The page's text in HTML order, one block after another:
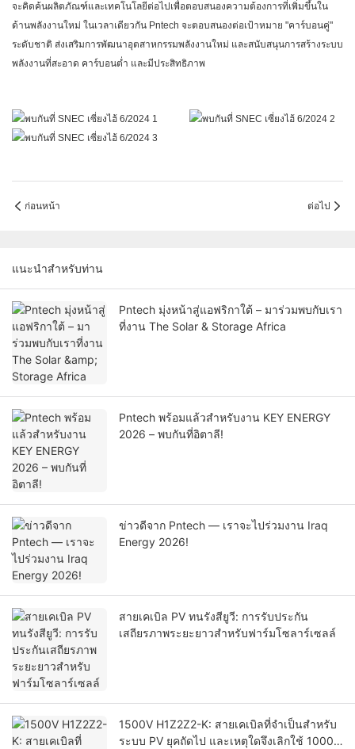
จะคิดค้นผลิตภัณฑ์และเทคโนโลยีต่อไปเพื่อตอบสนองความต้องการที่เพิ่มขึ้นใน
ด้านพลังงานใหม่ ในเวลาเดียวกัน Pntech จะตอบสนองต่อเป้าหมาย "คาร์บอนคู่"
ระดับชาติ ส่งเสริมการพัฒนาอุตสาหกรรมพลังงานใหม่ และสนับสนุนการสร้างระบบ
พลังงานที่สะอาด คาร์บอนต่ำ และมีประสิทธิภาพ
ก่อนหน้า ต่อไป
แนะนำสำหรับท่าน
Pntech มุ่งหน้าสู่แอฟริกาใต้ – มาร่วมพบกับเรา
ที่งาน The Solar & Storage Africa
Pntech พร้อมแล้วสำหรับงาน KEY ENERGY
2026 – พบกันที่อิตาลี!
ข่าวดีจาก Pntech — เราจะไปร่วมงาน Iraq
Energy 2026!
สายเคเบิล PV ทนรังสียูวี: การรับประกัน
เสถียรภาพระยะยาวสำหรับฟาร์มโซลาร์เซลล์
1500V H1Z2Z2-K: สายเคเบิลที่จำเป็นสำหรับ
ระบบ PV ยุคถัดไป และเหตุใดจึงเลิกใช้ 1000V